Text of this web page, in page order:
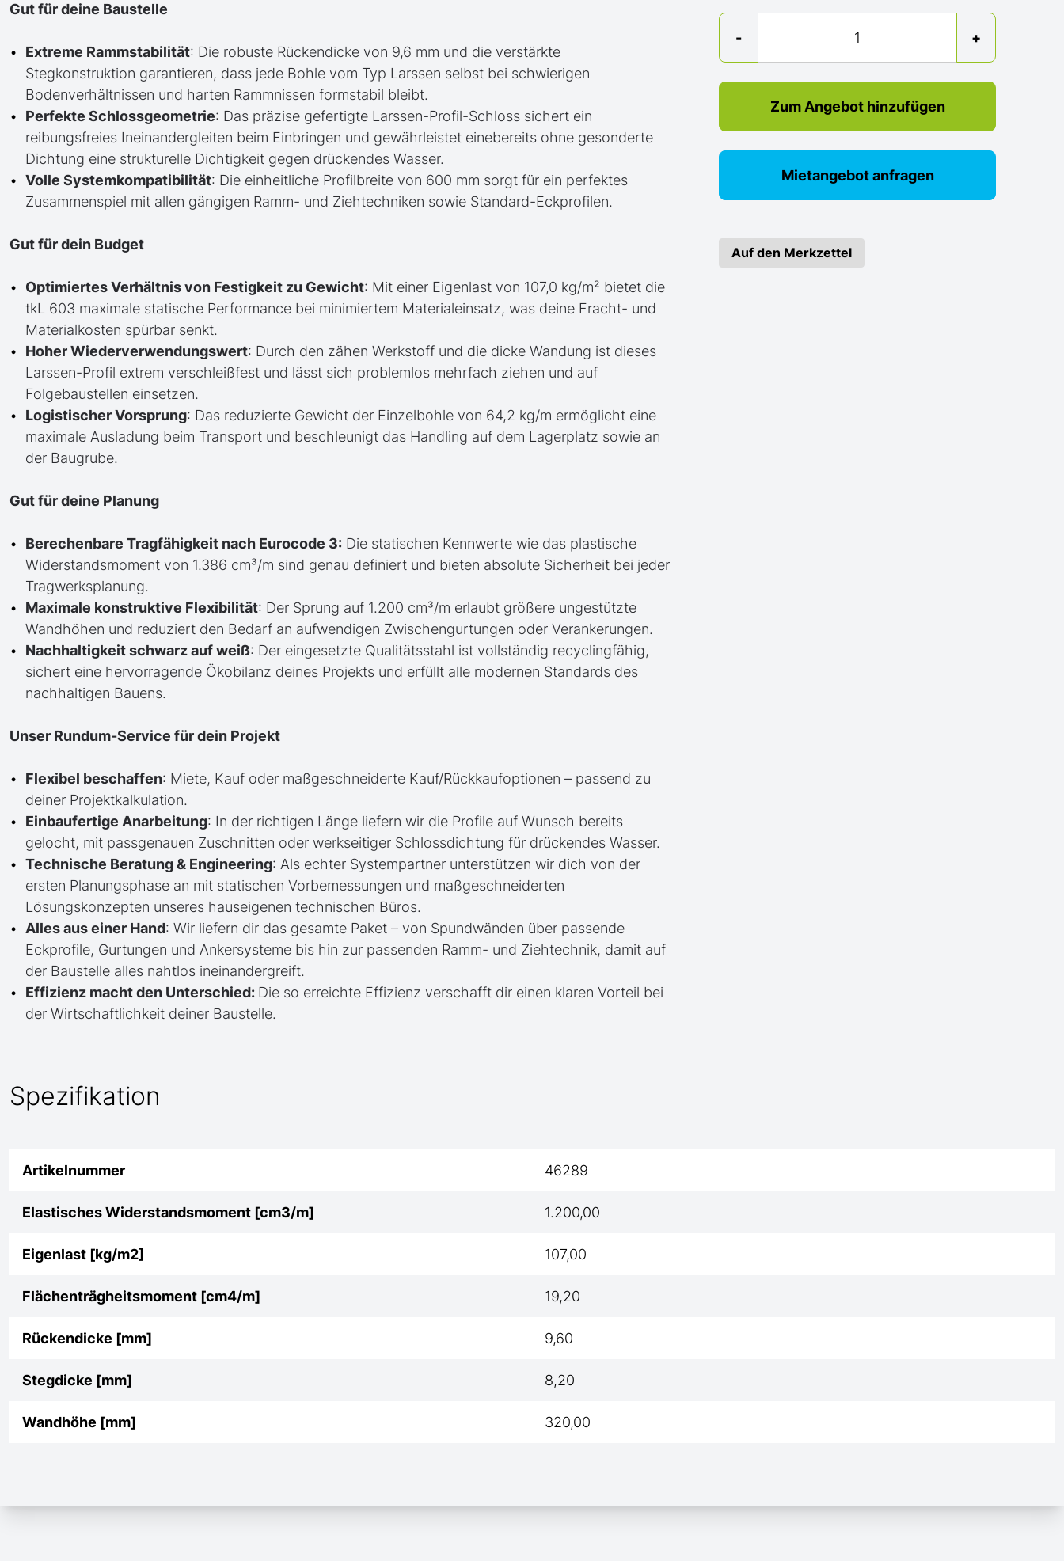
Gut für deine Baustelle
Extreme Rammstabilität: Die robuste Rückendicke von 9,6 mm und die verstärkte
Stegkonstruktion garantieren, dass jede Bohle vom Typ Larssen selbst bei schwierigen
Bodenverhältnissen und harten Rammnissen formstabil bleibt.
Perfekte Schlossgeometrie: Das präzise gefertigte Larssen-Profil-Schloss sichert ein
reibungsfreies Ineinandergleiten beim Einbringen und gewährleistet einebereits ohne gesonderte
Dichtung eine strukturelle Dichtigkeit gegen drückendes Wasser.
Volle Systemkompatibilität: Die einheitliche Profilbreite von 600 mm sorgt für ein perfektes
Zusammenspiel mit allen gängigen Ramm- und Ziehtechniken sowie Standard-Eckprofilen.
Gut für dein Budget
Optimiertes Verhältnis von Festigkeit zu Gewicht: Mit einer Eigenlast von 107,0 kg/m² bietet die
tkL 603 maximale statische Performance bei minimiertem Materialeinsatz, was deine Fracht- und
Materialkosten spürbar senkt.
Hoher Wiederverwendungswert: Durch den zähen Werkstoff und die dicke Wandung ist dieses
Larssen-Profil extrem verschleißfest und lässt sich problemlos mehrfach ziehen und auf
Folgebaustellen einsetzen.
Logistischer Vorsprung: Das reduzierte Gewicht der Einzelbohle von 64,2 kg/m ermöglicht eine
maximale Ausladung beim Transport und beschleunigt das Handling auf dem Lagerplatz sowie an
der Baugrube.
Gut für deine Planung
Berechenbare Tragfähigkeit nach Eurocode 3: Die statischen Kennwerte wie das plastische
Widerstandsmoment von 1.386 cm³/m sind genau definiert und bieten absolute Sicherheit bei jeder
Tragwerksplanung.
Maximale konstruktive Flexibilität: Der Sprung auf 1.200 cm³/m erlaubt größere ungestützte
Wandhöhen und reduziert den Bedarf an aufwendigen Zwischengurtungen oder Verankerungen.
Nachhaltigkeit schwarz auf weiß: Der eingesetzte Qualitätsstahl ist vollständig recyclingfähig,
sichert eine hervorragende Ökobilanz deines Projekts und erfüllt alle modernen Standards des
nachhaltigen Bauens.
Unser Rundum-Service für dein Projekt
Flexibel beschaffen: Miete, Kauf oder maßgeschneiderte Kauf/Rückkaufoptionen – passend zu
deiner Projektkalkulation.
Einbaufertige Anarbeitung: In der richtigen Länge liefern wir die Profile auf Wunsch bereits
gelocht, mit passgenauen Zuschnitten oder werkseitiger Schlossdichtung für drückendes Wasser.
Technische Beratung & Engineering: Als echter Systempartner unterstützen wir dich von der
ersten Planungsphase an mit statischen Vorbemessungen und maßgeschneiderten
Lösungskonzepten unseres hauseigenen technischen Büros.
Alles aus einer Hand: Wir liefern dir das gesamte Paket – von Spundwänden über passende
Eckprofile, Gurtungen und Ankersysteme bis hin zur passenden Ramm- und Ziehtechnik, damit auf
der Baustelle alles nahtlos ineinandergreift.
Effizienz macht den Unterschied: Die so erreichte Effizienz verschafft dir einen klaren Vorteil bei
der Wirtschaftlichkeit deiner Baustelle.
-
Menge
+
Zum Angebot hinzufügen
Mietangebot anfragen
Auf den Merkzettel
Spezifikation
Artikelnummer 46289
Elastisches Widerstandsmoment [cm3/m] 1.200,00
Eigenlast [kg/m2] 107,00
Flächenträgheitsmoment [cm4/m] 19,20
Rückendicke [mm] 9,60
Stegdicke [mm] 8,20
Wandhöhe [mm] 320,00